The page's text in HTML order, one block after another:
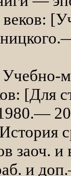
Учебно-
[Для
История
заоч.
и